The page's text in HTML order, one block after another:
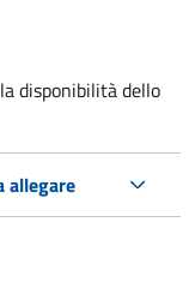
disponibilità dello
allegare